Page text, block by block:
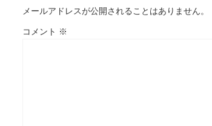
メールアドレスが公開されることはありません。
コメント ※